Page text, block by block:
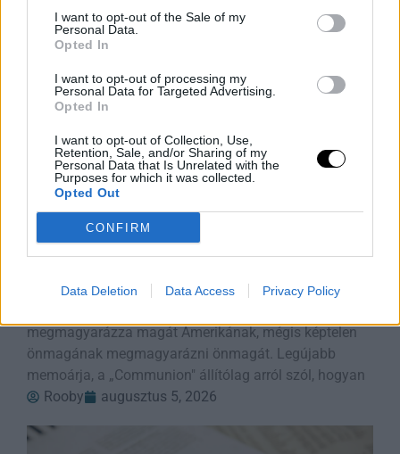
I want to opt-out of the Sale of my
Personal Data.
Opted In
I want to opt-out of processing my
Personal Data for Targeted Advertising.
Opted In
I want to opt-out of Collection, Use,
Retention, Sale, and/or Sharing of my
Personal Data that Is Unrelated with the
Purposes for which it was collected.
Opted Out
CONFIRM
Data Deletion Data Access Privacy Policy
horgászati tilalmakat vezettek be. A klímaváltozás
Rooby
augusztus 5, 2026
Az Önmagát Ámító Alelnök
megmagyarázza magát Amerikának, mégis képtelen
önmagának megmagyarázni önmagát. Legújabb
memoárja, a „Communion" állítólag arról szól, hogyan
Rooby
augusztus 5, 2026